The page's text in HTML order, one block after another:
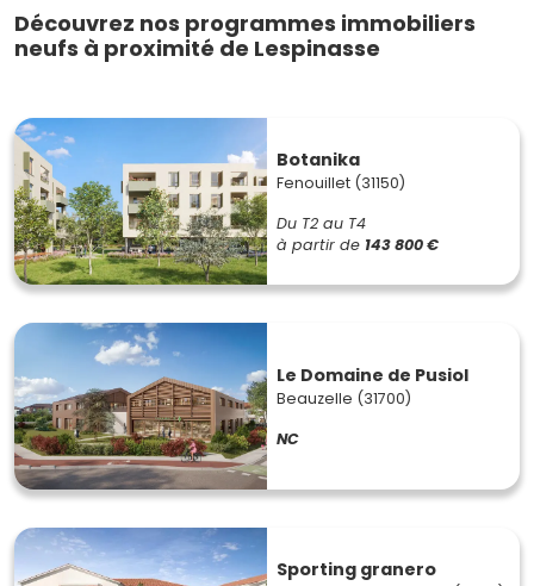
Découvrez nos programmes immobiliers
neufs à proximité de Lespinasse
Botanika
Fenouillet (31150)
Du T2 au T4
à partir de 143 800 €
Le Domaine de Pusiol
Beauzelle (31700)
NC
Sporting granero